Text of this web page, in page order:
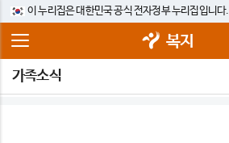
이 누리집은 대한민국 공식 전자정부 누리집입니다.
복지
가족소식